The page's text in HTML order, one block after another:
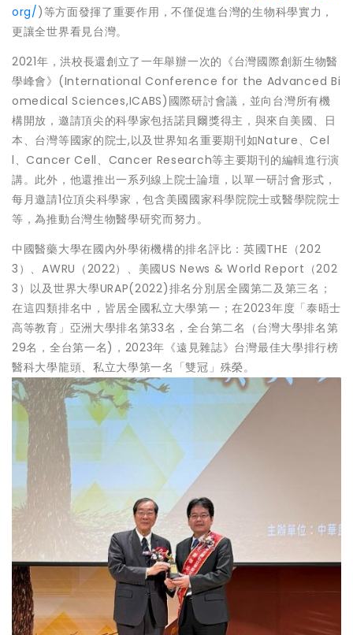
org/)等方面發揮了重要作用，不僅促進台灣的生物科學實力，
更讓全世界看見台灣。
2021年，洪校長還創立了一年舉辦一次的《台灣國際創新生物醫
學峰會》(International Conference for the Advanced Bi
omedical Sciences,ICABS)國際研討會議，並向台灣所有機
構開放，邀請頂尖的科學家包括諾貝爾獎得主，與來自美國、日
本、台灣等國家的院士,以及世界知名重要期刊如Nature、Cel
l、Cancer Cell、Cancer Research等主要期刊的編輯進行演
講。此外，他還推出一系列線上院士論壇，以單一研討會形式，
每月邀請1位頂尖科學家，包含美國國家科學院院士或醫學院院士
等，為推動台灣生物醫學研究而努力。
中國醫藥大學在國內外學術機構的排名評比：英國THE（202
3）、AWRU（2022）、美國US News & World Report（202
3）以及世界大學URAP(2022)排名分別居全國第二及第三名；
在這四類排名中，皆居全國私立大學第一；在2023年度「泰晤士
高等教育」亞洲大學排名第33名，全台第二名（台灣大學排名第
29名，全台第一名)，2023年《遠見雜誌》台灣最佳大學排行榜
醫科大學龍頭、私立大學第一名「雙冠」殊榮。